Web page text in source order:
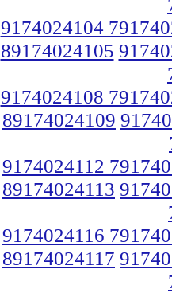
9174024104
89174024105
9174024108
89174024109
9174024112
89174024113
9174024116
89174024117